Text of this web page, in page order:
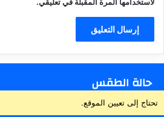
حالة الطقس
تحتاج إلى تعيين الموقع.